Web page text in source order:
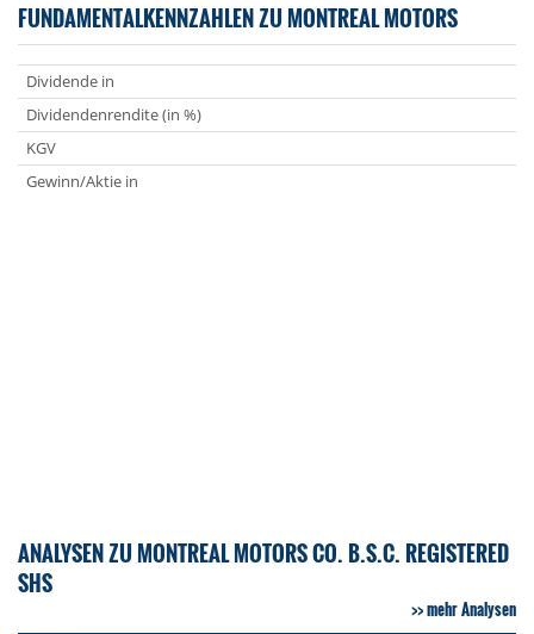
FUNDAMENTALKENNZAHLEN ZU MONTREAL MOTORS
Dividende in
Dividendenrendite (in %)
KGV
Gewinn/Aktie in
ANALYSEN ZU MONTREAL MOTORS CO. B.S.C. REGISTERED
SHS
mehr Analysen